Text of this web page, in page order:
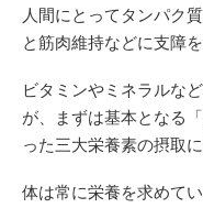
人間にとってタンパク
と筋肉維持などに支障
ビタミンやミネラルな
が、まずは基本となる
った三大栄養素の摂取
体は常に栄養を求めてい